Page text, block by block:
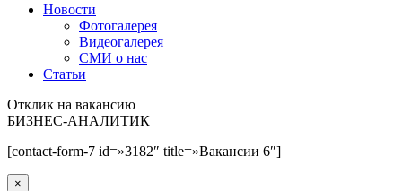
Новости
Фотогалерея
Видеогалерея
СМИ о нас
Статьи
Отклик на вакансию
БИЗНЕС-АНАЛИТИК
[contact-form-7 id=»3182″ title=»Вакансии 6″]
×